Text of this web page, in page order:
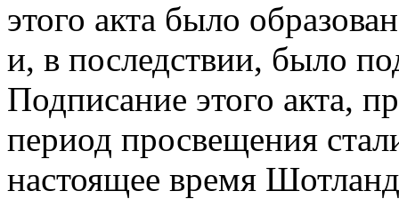
этого акта было
и, в последствии, было
Подписание этого акта,
период просвещения
настоящее время